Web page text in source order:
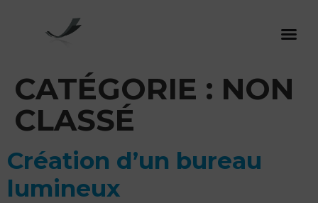
CATÉGORIE : NON
CLASSÉ
Création d’un bureau
lumineux